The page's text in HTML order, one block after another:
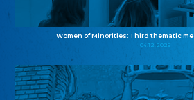
Women of Minorities: Third thematic
04.12.2025